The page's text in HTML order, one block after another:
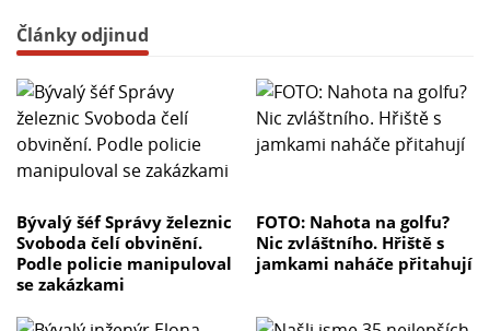
Články odjinud
Bývalý šéf Správy železnic
Svoboda čelí obvinění.
Podle policie manipuloval
se zakázkami
FOTO: Nahota na golfu?
Nic zvláštního. Hřiště s
jamkami naháče přitahují